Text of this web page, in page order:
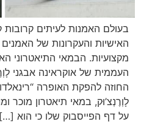
בעולם האמנות לעיתים קרובות
האישיות והעקרונות של
מקצועיות. הבמאי התיאטרוני
העממית של אוקראינה אבגני
החוזה להפקת האופרה
על דף הפייסבוק שלו כי הוא […]